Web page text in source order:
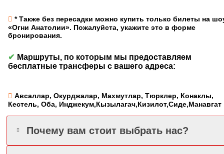
* Также без пересадки можно купить только билеты на
«Огни Анатолии». Пожалуйста, укажите это в форме
бронирования.
Маршруты, по которым мы предоставляем
бесплатные трансферы с вашего адреса:
Авсаллар, Окурджалар, Махмутлар, Тюрклер, Конаклы,
Кестель, Оба, Инджекум,Кызылагач,Кизилот,Сиде,Манавгат
Почему вам стоит выбрать нас?